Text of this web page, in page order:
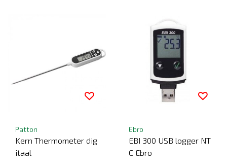
Patton
Kern Thermometer dig
itaal
Ebro
EBI 300 USB logger NT
C Ebro